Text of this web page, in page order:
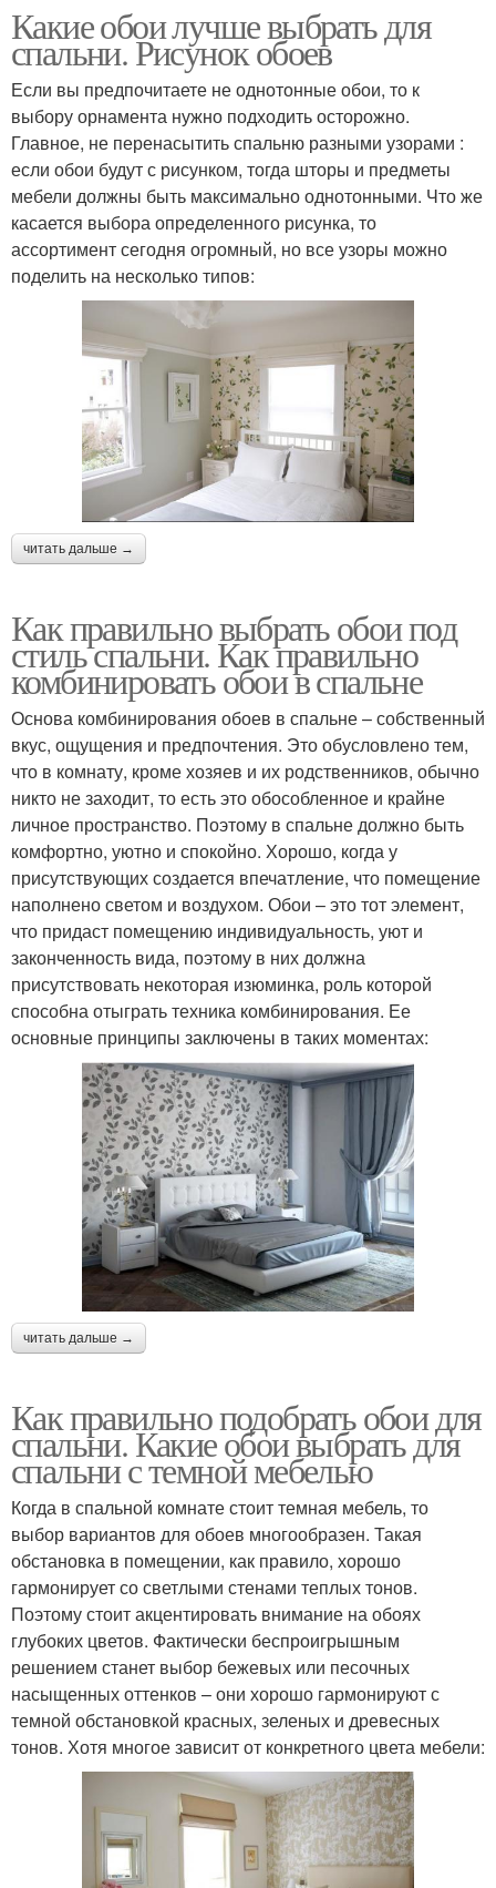
Какие обои лучше выбрать для
спальни. Рисунок обоев
Если вы предпочитаете не однотонные обои, то к
выбору орнамента нужно подходить осторожно.
Главное, не перенасытить спальню разными узорами :
если обои будут с рисунком, тогда шторы и предметы
мебели должны быть максимально однотонными. Что же
касается выбора определенного рисунка, то
ассортимент сегодня огромный, но все узоры можно
поделить на несколько типов:
читать дальше →
Как правильно выбрать обои под
стиль спальни. Как правильно
комбинировать обои в спальне
Основа комбинирования обоев в спальне – собственный
вкус, ощущения и предпочтения. Это обусловлено тем,
что в комнату, кроме хозяев и их родственников, обычно
никто не заходит, то есть это обособленное и крайне
личное пространство. Поэтому в спальне должно быть
комфортно, уютно и спокойно. Хорошо, когда у
присутствующих создается впечатление, что помещение
наполнено светом и воздухом. Обои – это тот элемент,
что придаст помещению индивидуальность, уют и
законченность вида, поэтому в них должна
присутствовать некоторая изюминка, роль которой
способна отыграть техника комбинирования. Ее
основные принципы заключены в таких моментах:
читать дальше →
Как правильно подобрать обои для
спальни. Какие обои выбрать для
спальни с темной мебелью
Когда в спальной комнате стоит темная мебель, то
выбор вариантов для обоев многообразен. Такая
обстановка в помещении, как правило, хорошо
гармонирует со светлыми стенами теплых тонов.
Поэтому стоит акцентировать внимание на обоях
глубоких цветов. Фактически беспроигрышным
решением станет выбор бежевых или песочных
насыщенных оттенков – они хорошо гармонируют с
темной обстановкой красных, зеленых и древесных
тонов. Хотя многое зависит от конкретного цвета мебели: